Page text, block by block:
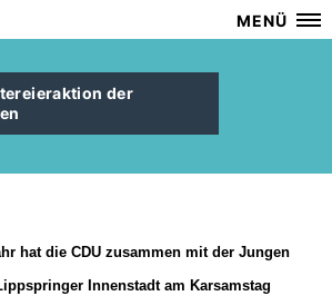
MENÜ
der
hat die CDU zusammen mit der Jungen
Innenstadt am Karsamstag